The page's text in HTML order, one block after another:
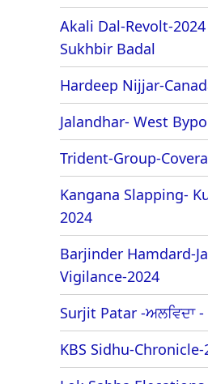
Akali Dal-Revolt-
Sukhbir Badal
Hardeep Nijjar-
Jalandhar- West
Trident-Group-
Kangana Slapping-
2024
Barjinder Hamdard-
Vigilance-2024
Surjit Patar -ਅਲਵਿਦਾ -
KBS Sidhu-Chronicle-